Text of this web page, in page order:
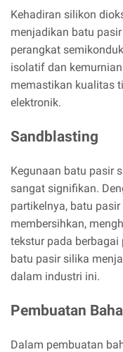
Kehadiran silikon
menjadikan batu
perangkat
isolatif dan
memastikan kualitas
elektronik.
Sandblasting
Kegunaan batu pasir
sangat signifikan.
partikelnya, batu
membersihkan,
tekstur pada
batu pasir silika
dalam industri ini.
Pembuatan
Dalam pembuatan